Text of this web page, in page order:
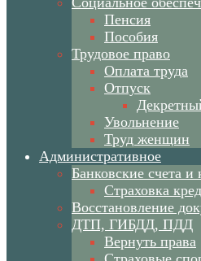
Пенсия
Пособия
Трудовое право
Оплата труда
Отпуск
Увольнение
Труд женщин
Административное
Банковские счета и
Страховка
Восстановление
ДТП, ГИБДД, ПДД
Вернуть права